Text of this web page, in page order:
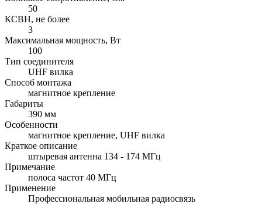
50
КСВН, не более
3
Максимальная мощность, Вт
100
Тип соединителя
UHF вилка
Способ монтажа
магнитное крепление
Габариты
390 мм
Особенности
магнитное крепление, UHF вилка
Краткое описание
штыревая антенна 134 - 174 МГц
Примечание
полоса частот 40 МГц
Применение
Профессиональная мобильная радиосвязь